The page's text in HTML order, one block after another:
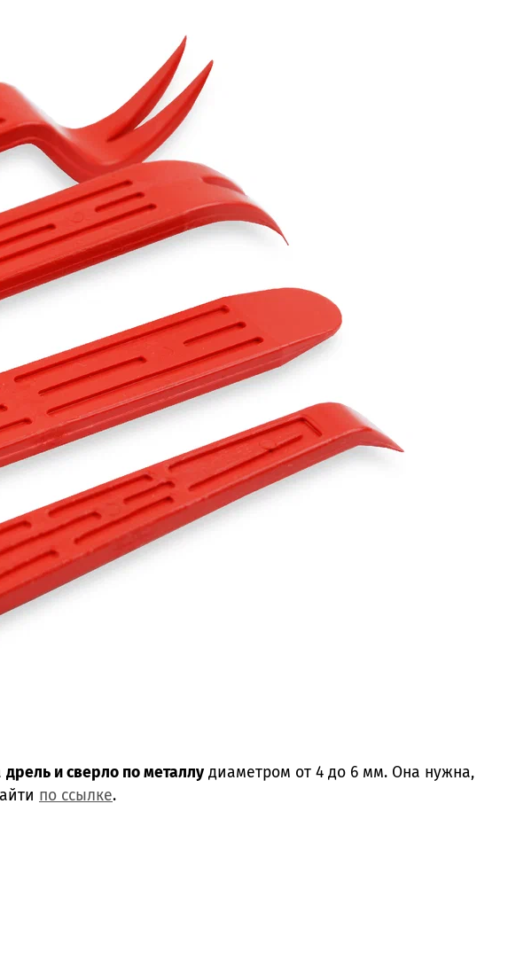
дрель и сверло по металлу диаметром от 4 до 6 мм. Она нужна,
по ссылке.